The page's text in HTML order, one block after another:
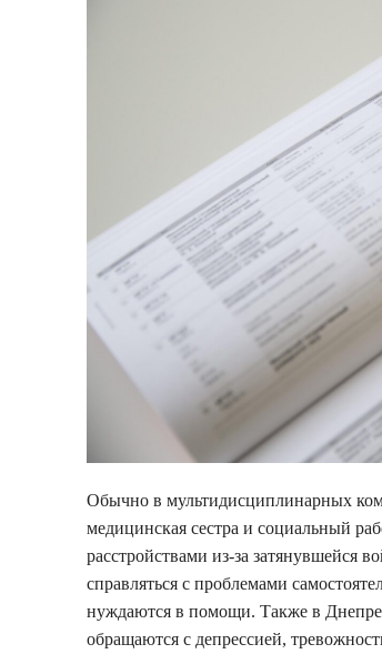
Обычно в мультидисциплинарных
медицинская сестра и социальный
расстройствами из-за затянувшейся
справляться с проблемами
нуждаются в помощи. Также в Днепре
обращаются с депрессией,